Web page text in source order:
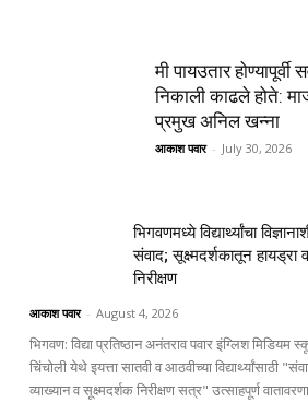
मी पायउतार होण्यापूर्वी
निकाली काढले होते:
प्रमुख अनिल खन्ना
आकाश पवार - July 30, 2026
भिगवणमध्ये विद्यार्थ्यांचा
संवाद; सूक्ष्मदर्शकातून हायड्रा
निरीक्षण
आकाश पवार - August 4, 2026
भिगवण: विद्या प्रतिष्ठान अनंतराव पवार इंग्लिश मिडियम
चिंचोली येथे इयत्ता सातवी व आठवीच्या विद्यार्थ्यांसाठी
व्याख्यान व सूक्ष्मदर्शक निरीक्षण सत्र" उत्साहपूर्ण